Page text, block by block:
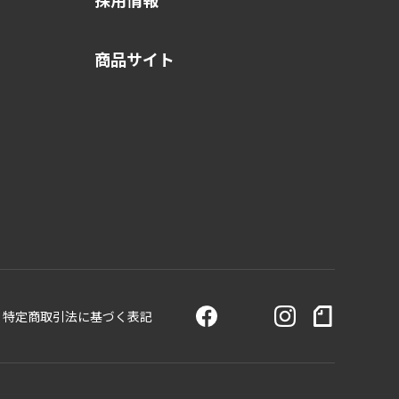
商品サイト
特定商取引法に基づく表記